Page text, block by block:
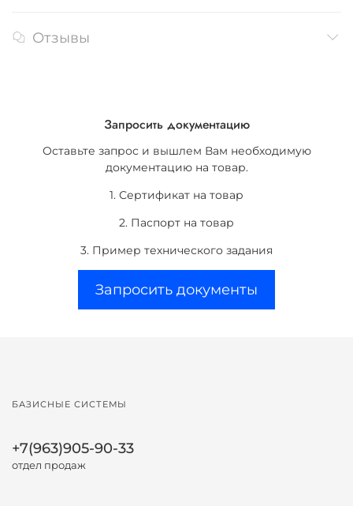
Отзывы
Запросить документацию
Оставьте запрос и вышлем Вам необходимую
документацию на товар.
1. Сертификат на товар
2. Паспорт на товар
3. Пример технического задания
Запросить документы
БАЗИСНЫЕ СИСТЕМЫ
+7(963)905-90-33
отдел продаж